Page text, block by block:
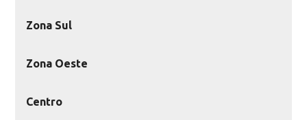
Zona Sul
Zona Oeste
Centro